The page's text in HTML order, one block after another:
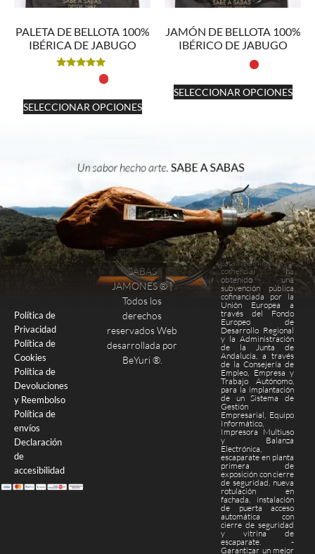
PALETA DE BELLOTA 100%
IBÉRICA DE JABUGO
Valorado
de 5
SELECCIONAR OPCIONES
JAMÓN DE BELLOTA 100%
IBÉRICO DE JABUGO
SELECCIONAR OPCIONES
Política de
Privacidad
Política de
Cookies
Política de
Devoluciones
y Reembolso
Política de
envíos
Declaración
de
accesibilidad
SABAS
JAMONES ® |
Todos los
derechos
reservados Web
desarrollada por
BeYuri ®.
Este
establecimiento
comercial ha
obtenido una
subvención pública
cofinanciada por la
Unión Europea a
través del Fondo
Europeo de
Desarrollo Regional
y la Administración
de la Junta de
Andalucía, a través
de la Consejería de
Empleo, Empresa y
Trabajo Autónomo,
para la implantación
de un Sistema de
Gestión
Empresarial, Equipo
Informático,
Impresora Multiuso
y Balanza
Electrónica,
escaparate en planta
primera de
exposición con cierre
de seguridad, nueva
rotulación en
fachada, instalación
de puerta acceso
automática con
cierre de seguridad
y vitrina de
escaparate. -
Garantizar un mejor